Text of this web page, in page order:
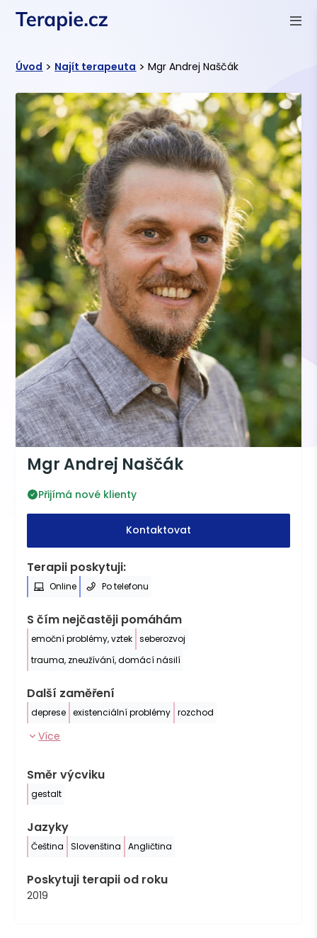
Úvod > Najít terapeuta > Mgr Andrej Naščák
Mgr Andrej Naščák
Přijímá nové klienty
Kontaktovat
Terapii poskytuji:
Online Po telefonu
S čím nejčastěji pomáhám
emoční problémy, vztek
seberozvoj
trauma, zneužívání, domácí násilí
Další zaměření
deprese existenciální problémy rozchod
Více
Směr výcviku
gestalt
Jazyky
Čeština Slovenština Angličtina
Poskytuji terapii od roku
2019